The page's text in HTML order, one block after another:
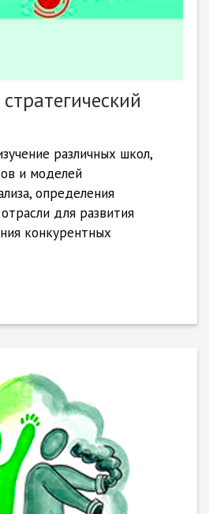
различных школ,
и моделей
определения
для развития
конкурентных